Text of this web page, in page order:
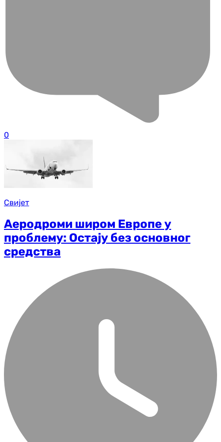
0
Свијет
Аеродроми широм Европе у
проблему: Остају без основног
средства